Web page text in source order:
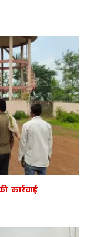
कार्रवाई